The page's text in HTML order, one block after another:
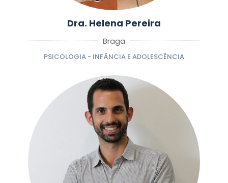
Dra. Helena Pereira
Braga
PSICOLOGIA - INFÂNCIA E ADOLESCÊNCIA